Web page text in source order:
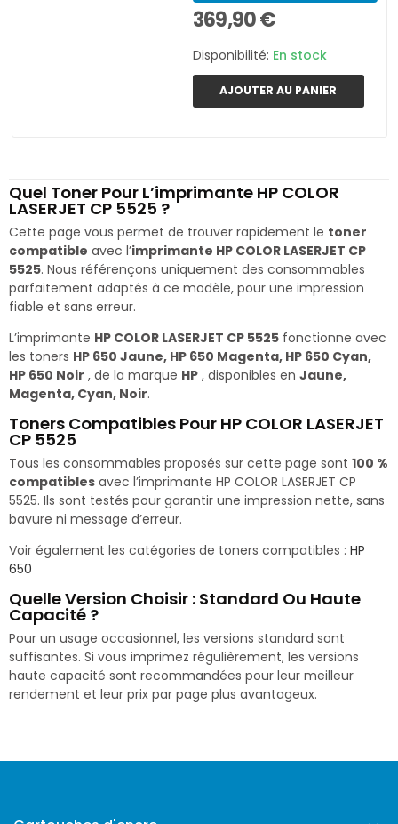
369,90 €
Disponibilité: En stock
AJOUTER AU PANIER
Quel Toner Pour L’imprimante HP COLOR
LASERJET CP 5525 ?
Cette page vous permet de trouver rapidement le toner
compatible avec l’imprimante HP COLOR LASERJET CP
5525. Nous référençons uniquement des consommables
parfaitement adaptés à ce modèle, pour une impression
fiable et sans erreur.
L’imprimante HP COLOR LASERJET CP 5525 fonctionne avec
les toners HP 650 Jaune, HP 650 Magenta, HP 650 Cyan,
HP 650 Noir , de la marque HP , disponibles en Jaune,
Magenta, Cyan, Noir.
Toners Compatibles Pour HP COLOR LASERJET
CP 5525
Tous les consommables proposés sur cette page sont 100 %
compatibles avec l’imprimante HP COLOR LASERJET CP
5525. Ils sont testés pour garantir une impression nette, sans
bavure ni message d’erreur.
Voir également les catégories de toners compatibles : HP
650
Quelle Version Choisir : Standard Ou Haute
Capacité ?
Pour un usage occasionnel, les versions standard sont
suffisantes. Si vous imprimez régulièrement, les versions
haute capacité sont recommandées pour leur meilleur
rendement et leur prix par page plus avantageux.